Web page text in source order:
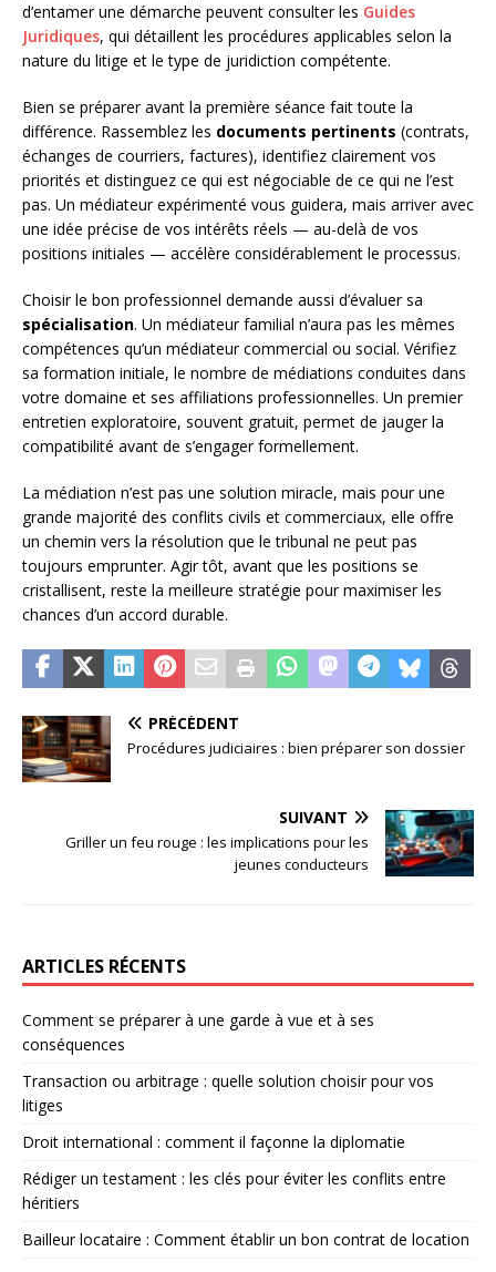
d’entamer une démarche peuvent consulter les Guides
Juridiques, qui détaillent les procédures applicables selon la
nature du litige et le type de juridiction compétente.
Bien se préparer avant la première séance fait toute la
différence. Rassemblez les documents pertinents (contrats,
échanges de courriers, factures), identifiez clairement vos
priorités et distinguez ce qui est négociable de ce qui ne l’est
pas. Un médiateur expérimenté vous guidera, mais arriver avec
une idée précise de vos intérêts réels — au-delà de vos
positions initiales — accélère considérablement le processus.
Choisir le bon professionnel demande aussi d’évaluer sa
spécialisation. Un médiateur familial n’aura pas les mêmes
compétences qu’un médiateur commercial ou social. Vérifiez
sa formation initiale, le nombre de médiations conduites dans
votre domaine et ses affiliations professionnelles. Un premier
entretien exploratoire, souvent gratuit, permet de jauger la
compatibilité avant de s’engager formellement.
La médiation n’est pas une solution miracle, mais pour une
grande majorité des conflits civils et commerciaux, elle offre
un chemin vers la résolution que le tribunal ne peut pas
toujours emprunter. Agir tôt, avant que les positions se
cristallisent, reste la meilleure stratégie pour maximiser les
chances d’un accord durable.
PRÉCÉDENT
Procédures judiciaires : bien préparer son dossier
SUIVANT
Griller un feu rouge : les implications pour les
jeunes conducteurs
ARTICLES RÉCENTS
Comment se préparer à une garde à vue et à ses
conséquences
Transaction ou arbitrage : quelle solution choisir pour vos
litiges
Droit international : comment il façonne la diplomatie
Rédiger un testament : les clés pour éviter les conflits entre
héritiers
Bailleur locataire : Comment établir un bon contrat de location